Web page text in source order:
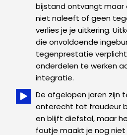
bijstand ontvangt maar
niet naleeft of geen
verlies je je uitkering.
die onvoldoende
tegenprestatie
onderdelen te werken
integratie.
De afgelopen jaren zijn
onterecht tot fraudeur
en blijft diefstal, maar
foutje maakt je nog